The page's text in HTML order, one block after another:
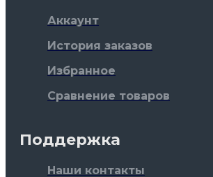
Аккаунт
История заказов
Избранное
Сравнение товаров
Поддержка
Наши контакты